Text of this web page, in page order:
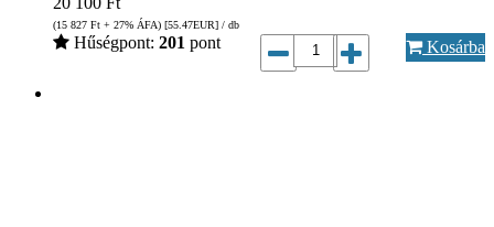
(15 827 Ft + 27% ÁFA) [55.47EUR] / db
Hűségpont: 201 pont Kosárba